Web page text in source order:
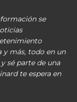
se
y más, todo en un
sé parte de una
te espera en